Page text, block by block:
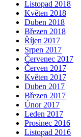
Listopad 2018
Květen 2018
Duben 2018
Březen 2018
Říjen 2017
Srpen 2017
Červenec 2017
Červen 2017
Květen 2017
Duben 2017
Březen 2017
Únor 2017
Leden 2017
Prosinec 2016
Listopad 2016